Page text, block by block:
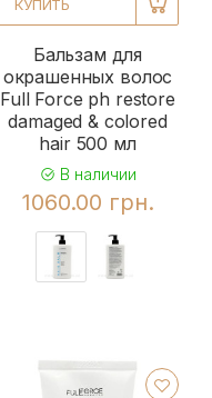
КУПИТЬ
Бальзам для
окрашенных волос
Full Force ph restore
damaged & colored
hair 500 мл
В наличии
1060.00 грн.